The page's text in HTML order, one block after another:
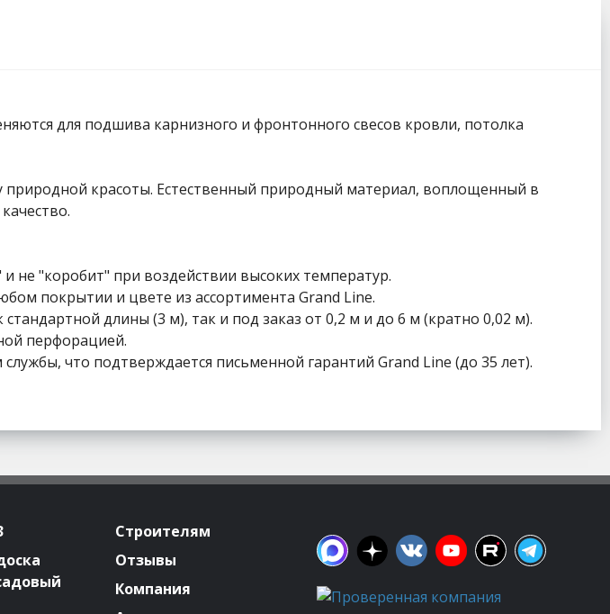
для подшива карнизного и фронтонного свесов кровли, потолка
природной красоты. Естественный природный материал, воплощенный в
не "коробит" при воздействии высоких температур.
покрытии и цвете из ассортимента Grand Line.
длины (3 м), так и под заказ от 0,2 м и до 6 м (кратно 0,02 м).
перфорацией.
что подтверждается письменной гарантий Grand Line (до 35 лет).
Строителям
Отзывы
Компания